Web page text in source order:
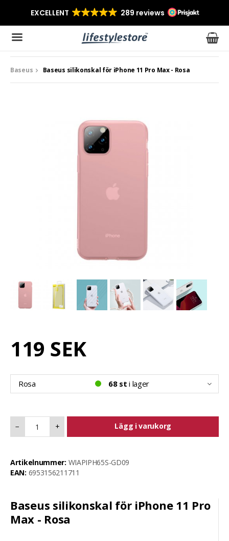
Produkten har blivit tillagd i varukorgen
Baseus Baseus silikonskal för iPhone 11 Pro Max - Rosa
Baseus silikonskal för iPhone 11 Pro
Max - Rosa
119 SEK
Rosa 68 st i lager
− + Lägg i varukorg
Artikelnummer: WIAPIPH65S-GD09
EAN: 6953156211711